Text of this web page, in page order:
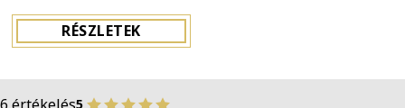
RÉSZLETEK
5